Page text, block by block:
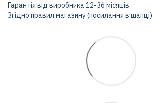
Гарантія від виробника 12-36 місяців.
Згідно правил магазину (посилання в шапці)